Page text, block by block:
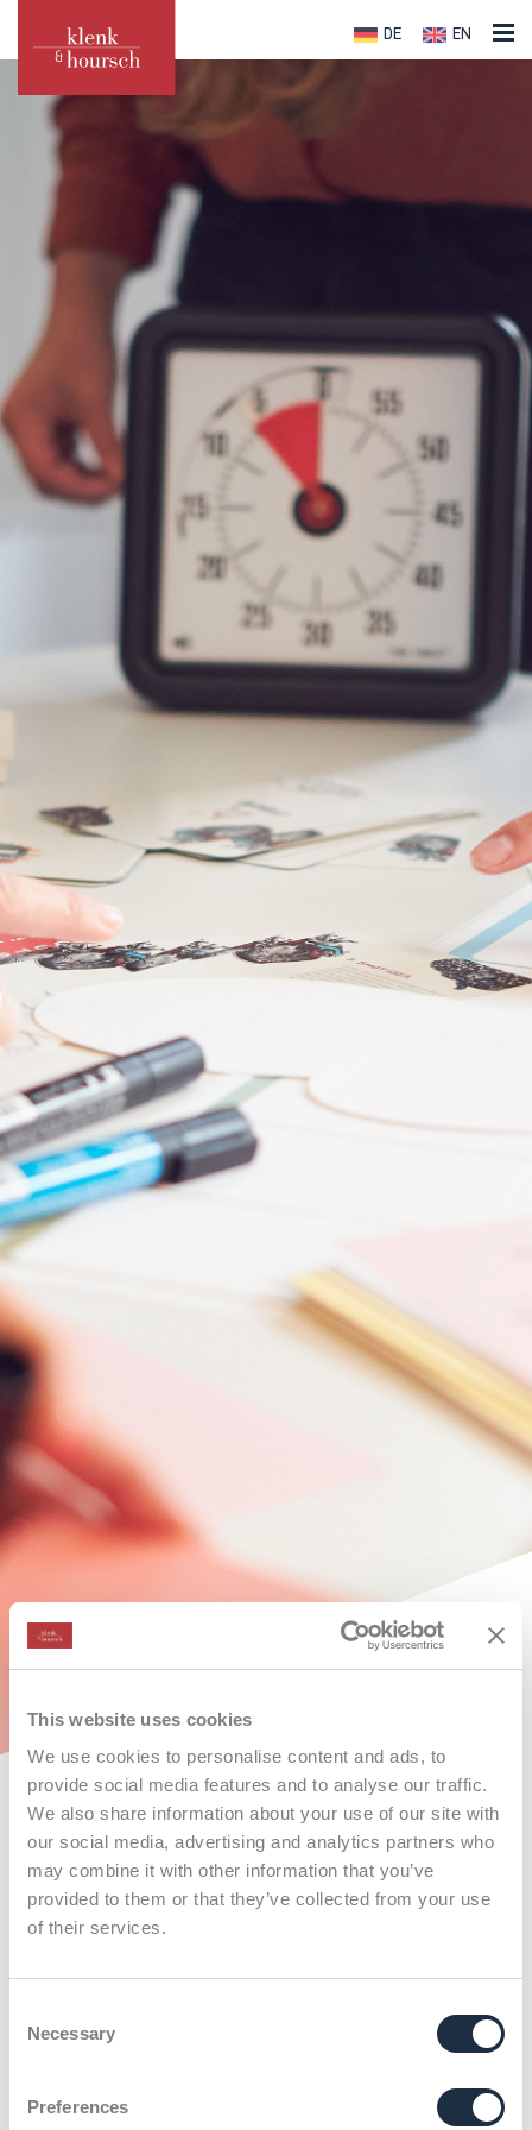
This website uses cookies
We use cookies to personalise content and ads, to
provide social media features and to analyse our traffic.
We also share information about your use of our site with
our social media, advertising and analytics partners who
may combine it with other information that you’ve
provided to them or that they’ve collected from your use
of their services.
Selection
Necessary
Preferences
DE EN
Klenk & Hoursch
X